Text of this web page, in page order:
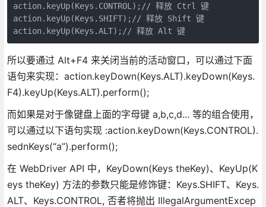
action.keyUp(Keys.CONTROL);// 释放 Ctrl 键
action.keyUp(Keys.SHIFT);// 释放 Shift 键
action.keyUp(Keys.ALT);// 释放 Alt 键
所以要通过 Alt+F4 来关闭当前的活动窗口，可以通过下面
语句来实现：action.keyDown(Keys.ALT).keyDown(Keys.
F4).keyUp(Keys.ALT).perform();
而如果是对于像键盘上面的字母键 a,b,c,d... 等的组合使用，
可以通过以下语句实现 :action.keyDown(Keys.CONTROL).
sednKeys(“a”).perform();
在 WebDriver API 中，KeyDown(Keys theKey)、KeyUp(K
eys theKey) 方法的参数只能是修饰键：Keys.SHIFT、Keys.
ALT、Keys.CONTROL, 否者将抛出 IllegalArgumentExcep